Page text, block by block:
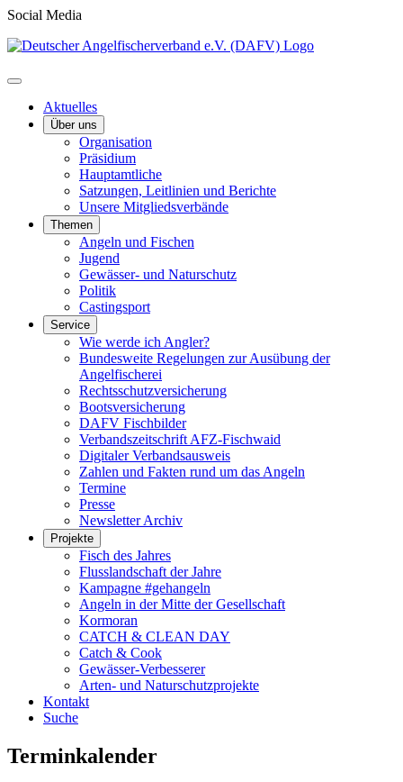
Social Media
Aktuelles
Über uns
Organisation
Präsidium
Hauptamtliche
Satzungen, Leitlinien und Berichte
Unsere Mitgliedsverbände
Themen
Angeln und Fischen
Jugend
Gewässer- und Naturschutz
Politik
Castingsport
Service
Wie werde ich Angler?
Bundesweite Regelungen zur Ausübung der
Angelfischerei
Rechtsschutzversicherung
Bootsversicherung
DAFV Fischbilder
Verbandszeitschrift AFZ-Fischwaid
Digitaler Verbandsausweis
Zahlen und Fakten rund um das Angeln
Termine
Presse
Newsletter Archiv
Projekte
Fisch des Jahres
Flusslandschaft der Jahre
Kampagne #gehangeln
Angeln in der Mitte der Gesellschaft
Kormoran
CATCH & CLEAN DAY
Catch & Cook
Gewässer-Verbesserer
Arten- und Naturschutzprojekte
Kontakt
Suche
Terminkalender